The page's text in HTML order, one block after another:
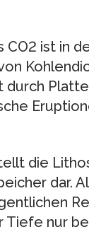
CO2 ist in
durch
die
dar.
Tiefe nur